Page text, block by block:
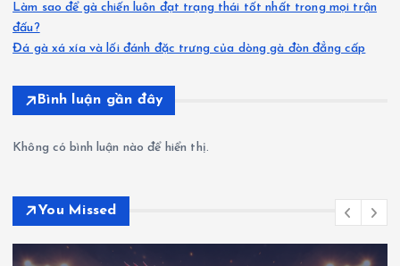
Làm sao để gà chiến luôn đạt trạng thái tốt nhất trong mọi trận
đấu?
Đá gà xá xía và lối đánh đặc trưng của dòng gà đòn đẳng cấp
Bình luận gần đây
Không có bình luận nào để hiển thị.
You Missed